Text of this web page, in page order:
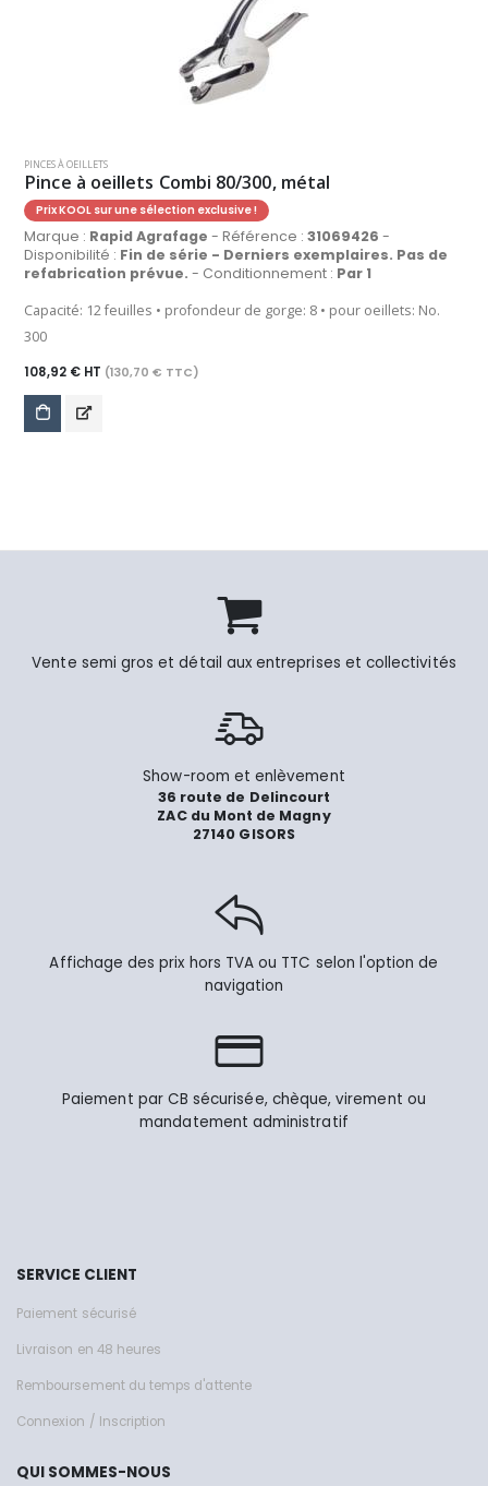
PINCES À OEILLETS
Pince à oeillets Combi 80/300, métal
Prix KOOL sur une sélection exclusive !
Marque : Rapid Agrafage - Référence :31069426 -
Disponibilité : Fin de série - Derniers exemplaires. Pas de
refabrication prévue. - Conditionnement : Par 1
Capacité: 12 feuilles • profondeur de gorge: 8 • pour oeillets: No.
300
108,92 € HT (130,70 € TTC)
Vente semi gros et détail aux entreprises et collectivités
Show-room et enlèvement
36 route de Delincourt
ZAC du Mont de Magny
27140 GISORS
Affichage des prix hors TVA ou TTC selon l'option de
navigation
Paiement par CB sécurisée, chèque, virement ou
mandatement administratif
SERVICE CLIENT
Paiement sécurisé
Livraison en 48 heures
Remboursement du temps d'attente
Connexion / Inscription
QUI SOMMES-NOUS